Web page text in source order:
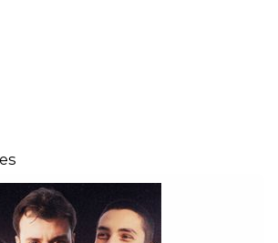
Youtube ici :
sur les réseaux avec le hashtag